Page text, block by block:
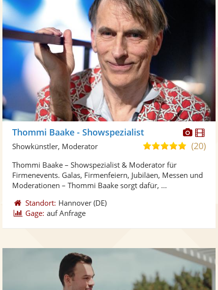
Thommi Baake - Showspezialist
4,8(20)
Showkünstler, Moderator
Thommi Baake – Showspezialist & Moderator für
Firmenevents. Galas, Firmenfeiern, Jubiläen, Messen und
Moderationen – Thommi Baake sorgt dafür, ...
Standort: Hannover (DE)
Gage: auf Anfrage